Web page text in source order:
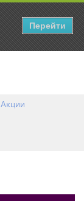
Акции
0
Перейти